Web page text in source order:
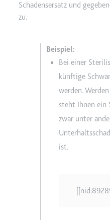
Schadensersatz und
zu.
Bei einer
künftige
werden.
steht Ihnen ein
zwar unter
ist.